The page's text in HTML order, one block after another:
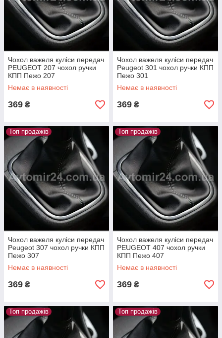
Чохол важеля куліси передач
PEUGEOT 207 чохол ручки
КПП Пежо 207
Немає в наявності
369 ₴
Чохол важеля куліси передач
Peugeot 301 чохол ручки КПП
Пежо 301
Немає в наявності
369 ₴
Топ продажів
Чохол важеля куліси передач
Peugeot 307 чохол ручки КПП
Пежо 307
Немає в наявності
369 ₴
Топ продажів
Чохол важеля куліси передач
PEUGEOT 407 чохол ручки
КПП Пежо 407
Немає в наявності
369 ₴
Топ продажів Топ продажів